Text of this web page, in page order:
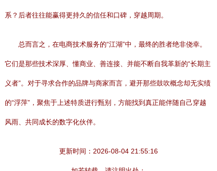
系？后者往往能赢得更持久的信任和口碑，穿越周期。
总而言之，在电商技术服务的“江湖”中，最终的胜者绝非侥幸。
它们是那些技术深厚、懂商业、善连接、并能不断自我革新的“长期主
义者”。对于寻求合作的品牌与商家而言，避开那些鼓吹概念却无实绩
的“浮萍”，聚焦于上述特质进行甄别，方能找到真正能伴随自己穿越
风雨、共同成长的数字化伙伴。
更新时间：2026-08-04 21:55:16